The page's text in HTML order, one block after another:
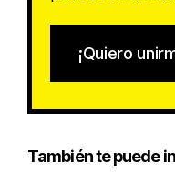
¡Quiero
También te puede